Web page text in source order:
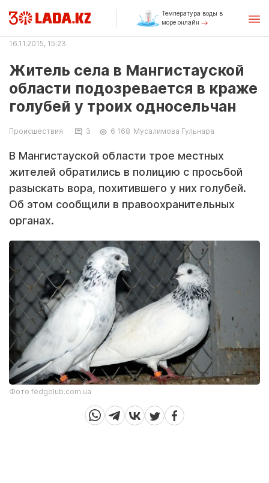
Температура воды в
море онлайн
16.11.2015, 15:23
Житель села в Мангистауской
области подозревается в краже
голубей у троих односельчан
Происшествия 3 6 168 Мусалимова Гульнара
В Мангистауской области трое местных
жителей обратились в полицию с просьбой
разыскать вора, похитившего у них голубей.
Об этом сообщили в правоохранительных
органах.
Фото fedgolub.com.ua